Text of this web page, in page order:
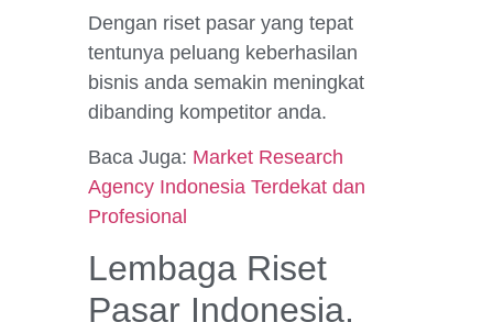
Dengan riset pasar yang tepat
tentunya peluang keberhasilan
bisnis anda semakin meningkat
dibanding kompetitor anda.
Baca Juga: Market Research
Agency Indonesia Terdekat dan
Profesional
Lembaga Riset
Pasar Indonesia,